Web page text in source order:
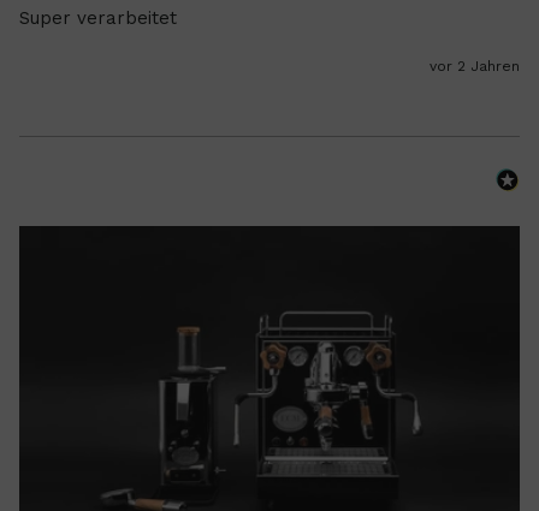
Super verarbeitet
vor 2 Jahren